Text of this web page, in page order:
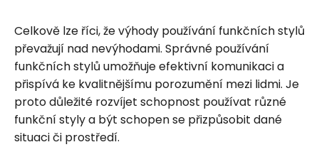
Celkově lze říci, že výhody používání funkčních stylů
převažují nad nevýhodami. Správné používání
funkčních stylů umožňuje efektivní komunikaci a
přispívá ke kvalitnějšímu porozumění mezi lidmi. Je
proto důležité rozvíjet schopnost používat různé
funkční styly a být schopen se přizpůsobit dané
situaci či prostředí.